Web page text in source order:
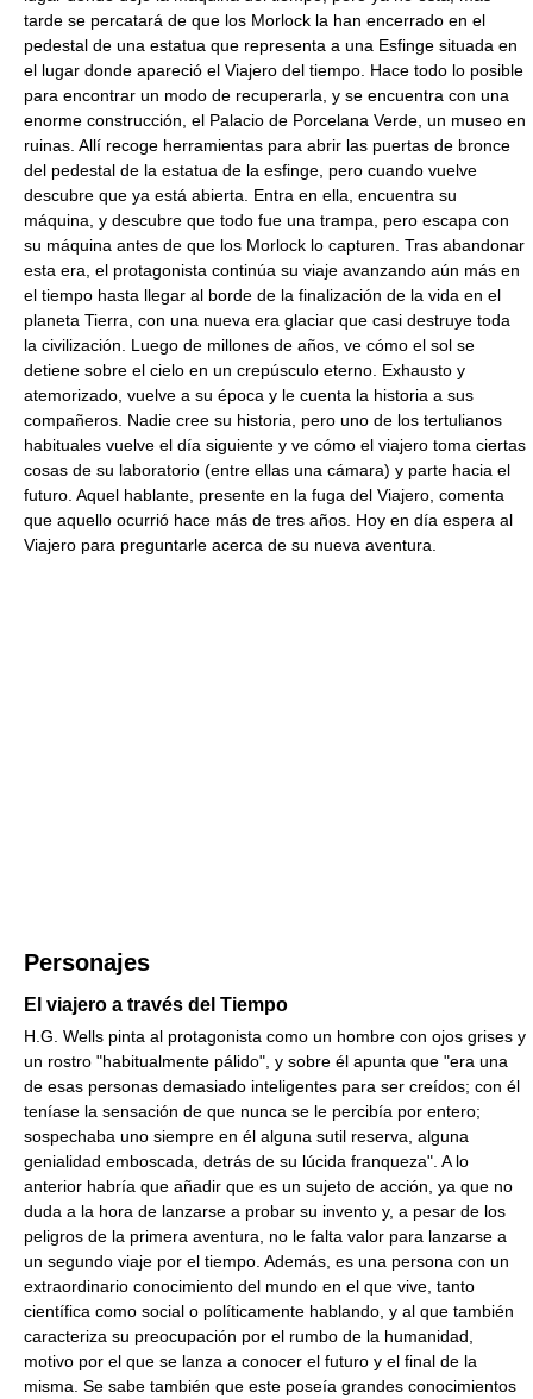
tarde se percatará de que los Morlock la han encerrado en el
pedestal de una estatua que representa a una Esfinge situada en
el lugar donde apareció el Viajero del tiempo. Hace todo lo posible
para encontrar un modo de recuperarla, y se encuentra con una
enorme construcción, el Palacio de Porcelana Verde, un museo en
ruinas. Allí recoge herramientas para abrir las puertas de bronce
del pedestal de la estatua de la esfinge, pero cuando vuelve
descubre que ya está abierta. Entra en ella, encuentra su
máquina, y descubre que todo fue una trampa, pero escapa con
su máquina antes de que los Morlock lo capturen. Tras abandonar
esta era, el protagonista continúa su viaje avanzando aún más en
el tiempo hasta llegar al borde de la finalización de la vida en el
planeta Tierra, con una nueva era glaciar que casi destruye toda
la civilización. Luego de millones de años, ve cómo el sol se
detiene sobre el cielo en un crepúsculo eterno. Exhausto y
atemorizado, vuelve a su época y le cuenta la historia a sus
compañeros. Nadie cree su historia, pero uno de los tertulianos
habituales vuelve el día siguiente y ve cómo el viajero toma ciertas
cosas de su laboratorio (entre ellas una cámara) y parte hacia el
futuro. Aquel hablante, presente en la fuga del Viajero, comenta
que aquello ocurrió hace más de tres años. Hoy en día espera al
Viajero para preguntarle acerca de su nueva aventura.
Personajes
El viajero a través del Tiempo
H.G. Wells pinta al protagonista como un hombre con ojos grises y
un rostro "habitualmente pálido", y sobre él apunta que "era una
de esas personas demasiado inteligentes para ser creídos; con él
teníase la sensación de que nunca se le percibía por entero;
sospechaba uno siempre en él alguna sutil reserva, alguna
genialidad emboscada, detrás de su lúcida franqueza". A lo
anterior habría que añadir que es un sujeto de acción, ya que no
duda a la hora de lanzarse a probar su invento y, a pesar de los
peligros de la primera aventura, no le falta valor para lanzarse a
un segundo viaje por el tiempo. Además, es una persona con un
extraordinario conocimiento del mundo en el que vive, tanto
científica como social o políticamente hablando, y al que también
caracteriza su preocupación por el rumbo de la humanidad,
motivo por el que se lanza a conocer el futuro y el final de la
misma. Se sabe también que este poseía grandes conocimientos